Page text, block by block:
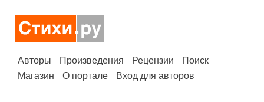
Авторы Произведения Рецензии
Поиск
Магазин
О портале Вход для авторов